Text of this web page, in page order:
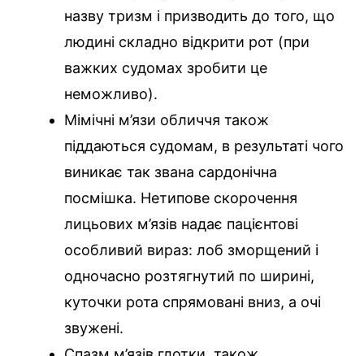
назву тризм і призводить до того, що
людині складно відкрити рот (при
важких судомах зробити це
неможливо).
Мімічні м’язи обличчя також
піддаються судомам, в результаті чого
виникає так звана сардонічна
посмішка. Нетипове скорочення
лицьових м’язів надає пацієнтові
особливий вираз: лоб зморщений і
одночасно розтягнутий по ширині,
куточки рота спрямовані вниз, а очі
звужені.